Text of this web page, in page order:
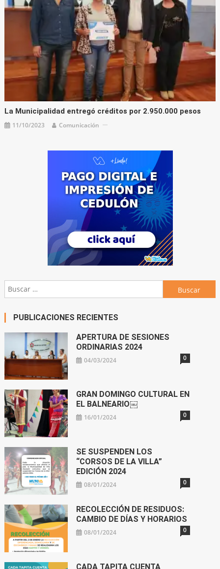
La Municipalidad entregó créditos por 2.950.000 pesos
11/10/2023 Comunicación
Buscar:
PUBLICACIONES RECIENTES
APERTURA DE SESIONES
ORDINARIAS 2024
04/03/2024 0
GRAN DOMINGO CULTURAL EN
EL BALNEARIO￼
16/01/2024 0
SE SUSPENDEN LOS
“CORSOS DE LA VILLA”
EDICIÓN 2024
08/01/2024 0
RECOLECCIÓN DE RESIDUOS:
CAMBIO DE DÍAS Y HORARIOS
08/01/2024 0
CADA TAPITA CUENTA